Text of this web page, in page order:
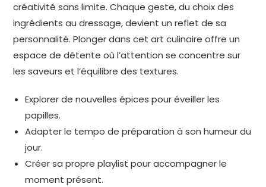
créativité sans limite. Chaque geste, du choix des
ingrédients au dressage, devient un reflet de sa
personnalité. Plonger dans cet art culinaire offre un
espace de détente où l’attention se concentre sur
les saveurs et l’équilibre des textures.
Explorer de nouvelles épices pour éveiller les
papilles.
Adapter le tempo de préparation à son humeur du
jour.
Créer sa propre playlist pour accompagner le
moment présent.